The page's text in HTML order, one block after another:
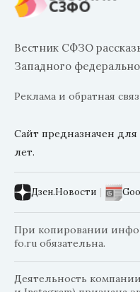
Вестник СФЗО
Западного
Реклама и обратная
Сайт предназначен
лет.
Дзен.Новости |
При копировании
fo.ru обязательна.
Деятельность